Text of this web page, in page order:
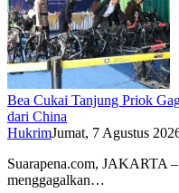
Bea Cukai Tanjung Priok
dari China
HukrimJumat, 7 Agustus
Suarapena.com, JAKARTA
menggagalkan…